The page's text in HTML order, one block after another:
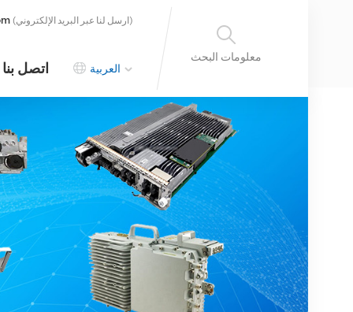
معلومات البحث
(ارسل لنا عبر البريد الإلكتروني)
اتصل بنا العربية